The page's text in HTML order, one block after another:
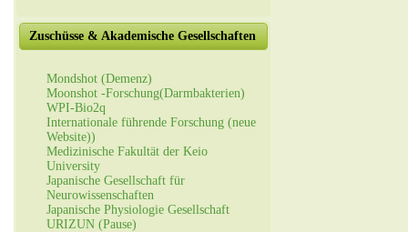
Zuschüsse & Akademische Gesellschaften
Mondshot (Demenz)
Moonshot -Forschung(Darmbakterien)
WPI-Bio2q
Internationale führende Forschung (neue
Website))
Medizinische Fakultät der Keio
University
Japanische Gesellschaft für
Neurowissenschaften
Japanische Physiologie Gesellschaft
URIZUN (Pause)